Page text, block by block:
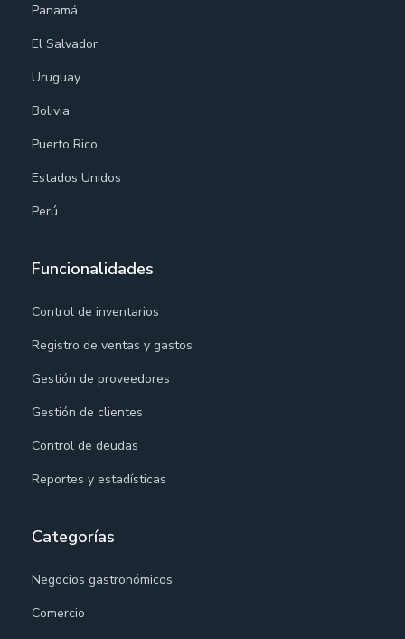
Panamá
El Salvador
Uruguay
Bolivia
Puerto Rico
Estados Unidos
Perú
Funcionalidades
Control de inventarios
Registro de ventas y gastos
Gestión de proveedores
Gestión de clientes
Control de deudas
Reportes y estadísticas
Categorías
Negocios gastronómicos
Comercio